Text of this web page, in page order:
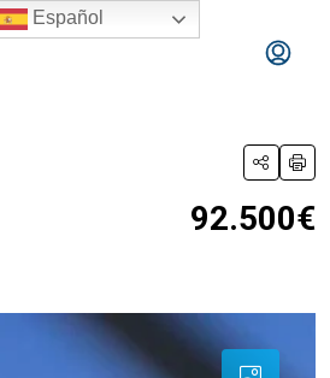
92.500€
Español